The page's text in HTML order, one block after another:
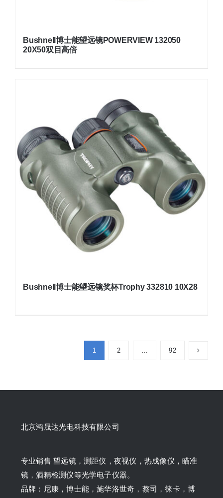
Bushnell博士能望远镜POWERVIEW 132050
20X50双目高倍
Bushnell博士能望远镜奖杯Trophy 332810 10X28
1 2 … 92
北京鸿晟达光电科技有限公司
专业销售 望远镜，测距仪，夜视仪，热成像仪，瞄准
镜，酒精检测仪等光学电子仪器。
品牌：尼康，博士能，施华洛世奇，蔡司，徕卡，博